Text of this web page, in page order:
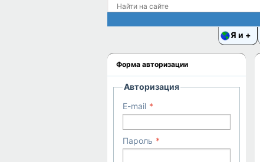
Я и
Форма авторизации
Авторизация
E-mail
Пароль